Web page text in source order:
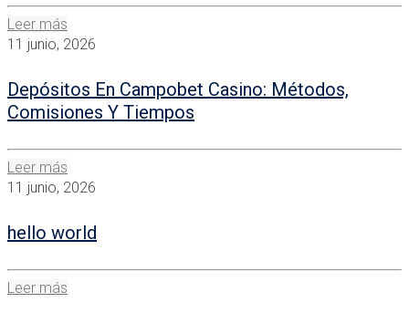
Leer más
11 junio, 2026
Depósitos En Campobet Casino: Métodos,
Comisiones Y Tiempos
Leer más
11 junio, 2026
hello world
Leer más